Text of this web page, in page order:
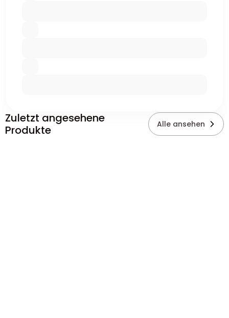
Zuletzt angesehene
Produkte
Alle ansehen